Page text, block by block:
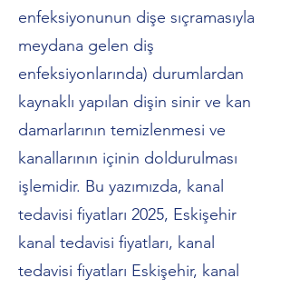
enfeksiyonunun dişe sıçramasıyla
meydana gelen diş
enfeksiyonlarında) durumlardan
kaynaklı yapılan dişin sinir ve kan
damarlarının temizlenmesi ve
kanallarının içinin doldurulması
işlemidir. Bu yazımızda, kanal
tedavisi fiyatları 2025, Eskişehir
kanal tedavisi fiyatları, kanal
tedavisi fiyatları Eskişehir, kanal